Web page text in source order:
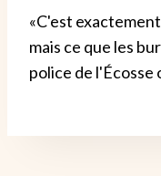
«C'est
mais ce que les
police de l'Écosse